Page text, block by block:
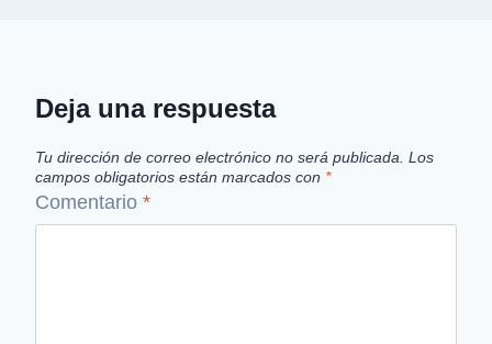
Deja una respuesta
Tu dirección de correo electrónico no será publicada. Los
campos obligatorios están marcados con *
Comentario *